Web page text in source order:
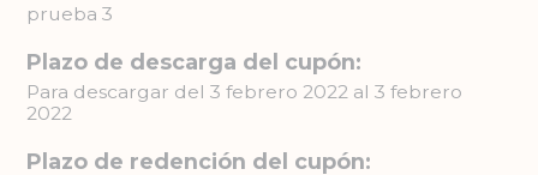
prueba 3
Plazo de descarga del cupón:
Para descargar del 3 febrero 2022 al 3 febrero
2022
Plazo de redención del cupón: